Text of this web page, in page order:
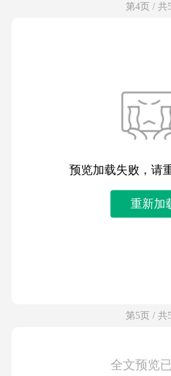
第4页 / 共
预览加载失败，请
重新加
第5页 / 共
全文预览